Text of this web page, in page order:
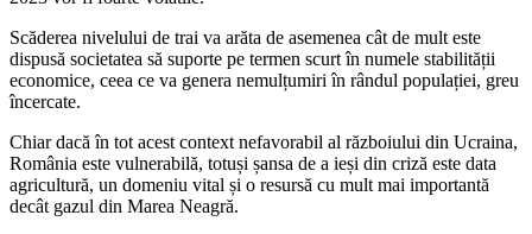
Scăderea nivelului de trai va arăta de asemenea cât de mult este
dispusă societatea să suporte pe termen scurt în numele stabilității
economice, ceea ce va genera nemulțumiri în rândul populației, greu
încercate.
Chiar dacă în tot acest context nefavorabil al războiului din Ucraina,
România este vulnerabilă, totuși șansa de a ieși din criză este data
agricultură, un domeniu vital și o resursă cu mult mai importantă
decât gazul din Marea Neagră.